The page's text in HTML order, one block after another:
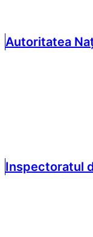
Autoritatea
Inspectoratul